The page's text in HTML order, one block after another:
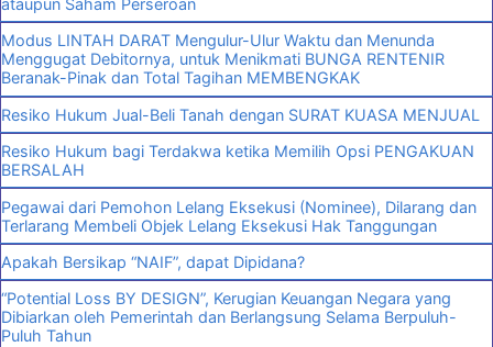
ataupun Saham Perseroan
Modus LINTAH DARAT Mengulur-Ulur Waktu dan Menunda
Menggugat Debitornya, untuk Menikmati BUNGA RENTENIR
Beranak-Pinak dan Total Tagihan MEMBENGKAK
Resiko Hukum Jual-Beli Tanah dengan SURAT KUASA MENJUAL
Resiko Hukum bagi Terdakwa ketika Memilih Opsi PENGAKUAN
BERSALAH
Pegawai dari Pemohon Lelang Eksekusi (Nominee), Dilarang dan
Terlarang Membeli Objek Lelang Eksekusi Hak Tanggungan
Apakah Bersikap “NAIF”, dapat Dipidana?
“Potential Loss BY DESIGN”, Kerugian Keuangan Negara yang
Dibiarkan oleh Pemerintah dan Berlangsung Selama Berpuluh-
Puluh Tahun